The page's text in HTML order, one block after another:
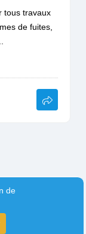
tous travaux
de fuites,
de